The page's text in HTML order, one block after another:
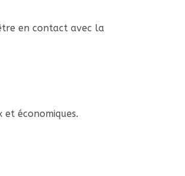
en contact avec la
économiques.